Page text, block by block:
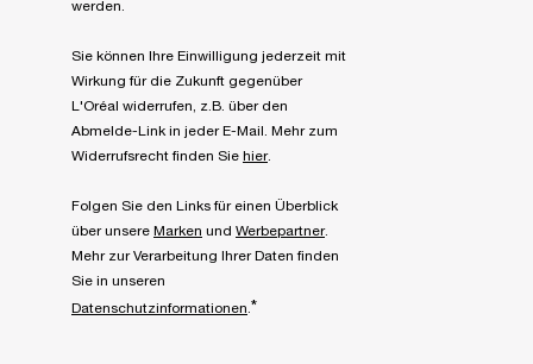
werden.
Sie können Ihre Einwilligung jederzeit mit
Wirkung für die Zukunft gegenüber
L'Oréal widerrufen, z.B. über den
Abmelde-Link in jeder E-Mail. Mehr zum
Widerrufsrecht finden Sie hier.
Folgen Sie den Links für einen Überblick
über unsere Marken und Werbepartner.
Mehr zur Verarbeitung Ihrer Daten finden
Sie in unseren
Datenschutzinformationen.*